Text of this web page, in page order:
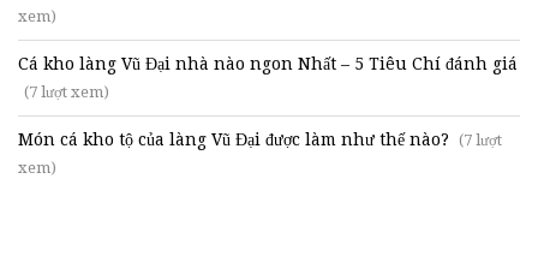
xem)
Cá kho làng Vũ Đại nhà nào ngon Nhất – 5 Tiêu Chí đánh giá
(7 lượt xem)
Món cá kho tộ của làng Vũ Đại được làm như thế nào? (7 lượt
xem)